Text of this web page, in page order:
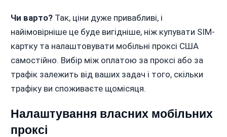
Чи варто?Так, ціни дуже привабливі, і
найімовірніше це буде вигідніше, ніж купувати SIM-
картку та налаштовувати мобільні проксі США
самостійно. Вибір між оплатою за проксі або за
трафік залежить від ваших задач і того, скільки
трафіку ви споживаєте щомісяця.
Налаштування власних мобільних
проксі